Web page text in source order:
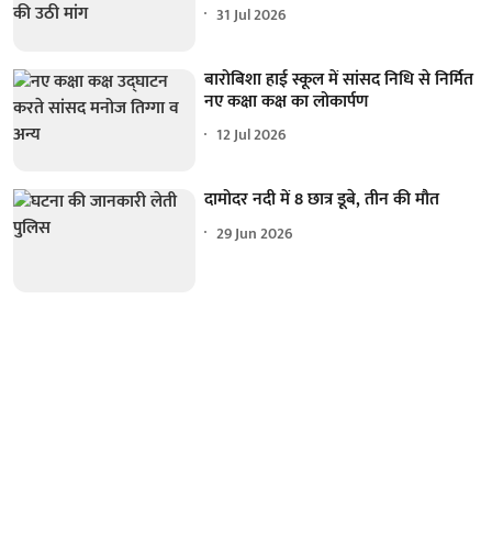
31 Jul 2026
बारोबिशा हाई स्कूल में सांसद निधि से निर्मित
नए कक्षा कक्ष का लोकार्पण
12 Jul 2026
दामोदर नदी में 8 छात्र डूबे, तीन की मौत
29 Jun 2026